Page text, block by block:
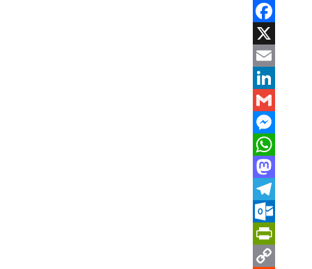
Facebook
X
Email
LinkedIn
Gmail
Messenger
WhatsApp
Mastodon
Telegram
Outlook.com
PrintFriendly